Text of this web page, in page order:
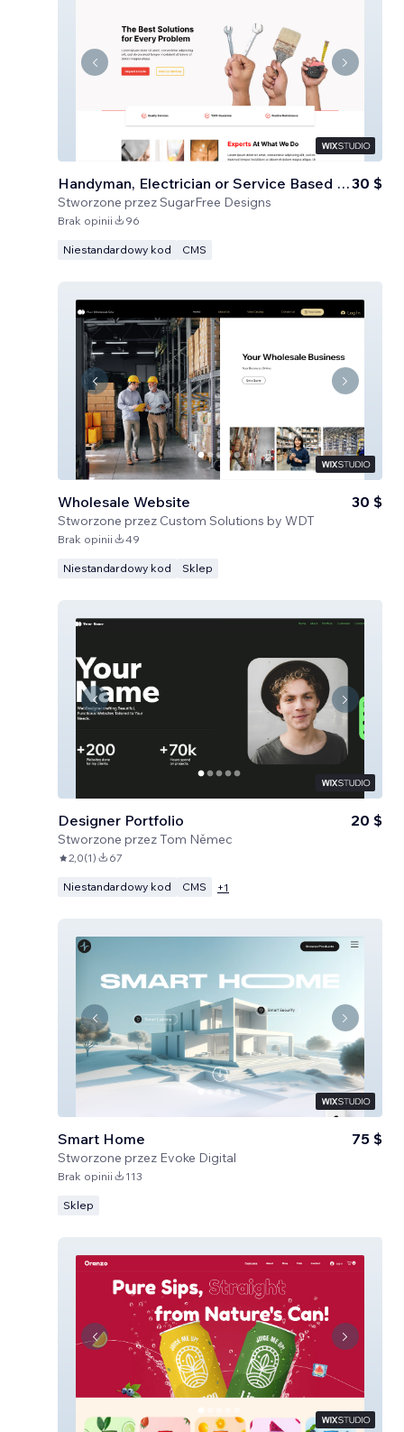
Handyman, Electrician or Service Based Business
Stworzone przezSugarFree Designs
30 $
Brak opinii 96
Niestandardowy kod CMS
Wholesale Website
Stworzone przez Custom Solutions by WDT
30 $
Brak opinii 49
Niestandardowy kod Sklep
Designer Portfolio
Stworzone przezTom Němec
20 $
2,0(1) 67
Niestandardowy kod CMS +1
Smart Home
Stworzone przez Evoke Digital
75 $
Brak opinii 113
Sklep